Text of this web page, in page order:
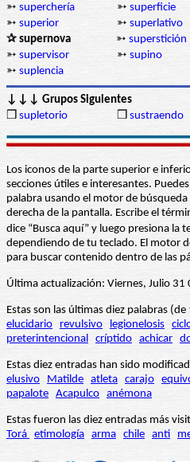
➳ superchería ➳ superficie
➳ superior ➳ superlativo
✰ supernova
➳ superstición
➳ supervisor ➳ supino
➳ suplencia
↓↓↓ Grupos Siguientes
❒ supletorio ❒ sustraendo
Los iconos de la parte superior e
secciones útiles e interesantes.
palabra usando el motor de
derecha de la pantalla. Escribe el
dice “Busca aquí” y luego presiona
dependiendo de tu teclado. El motor
para buscar contenido dentro de las
Última actualización: Viernes, Julio 31
Estas son las últimas diez palabras
elucidario
revulsivo legionelosis
preterintencional críptido achicar
Estas diez entradas han sido
elusivo
Matilde atleta carajo
papalote Acapulco anémona
Estas fueron las diez entradas más
Torá etimología arma chile anti